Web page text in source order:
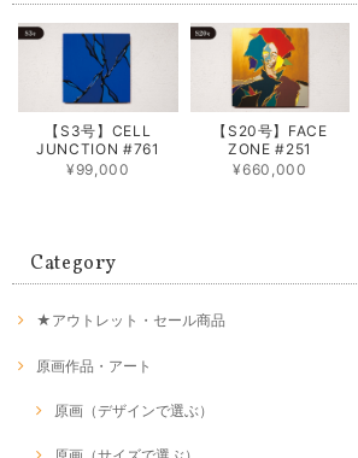
【S3号】CELL
JUNCTION #761
¥99,000
【S20号】FACE
ZONE #251
¥660,000
Category
★アウトレット・セール商品
原画作品・アート
原画（デザインで選ぶ）